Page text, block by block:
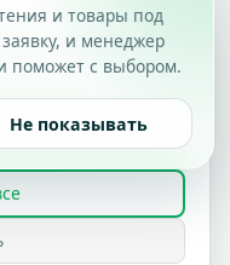
д. 104, корп. 1,
защищены.
использованияFAQ
cookie
данных
и товары под
и менеджер
поможет с выбором.
Не показывать